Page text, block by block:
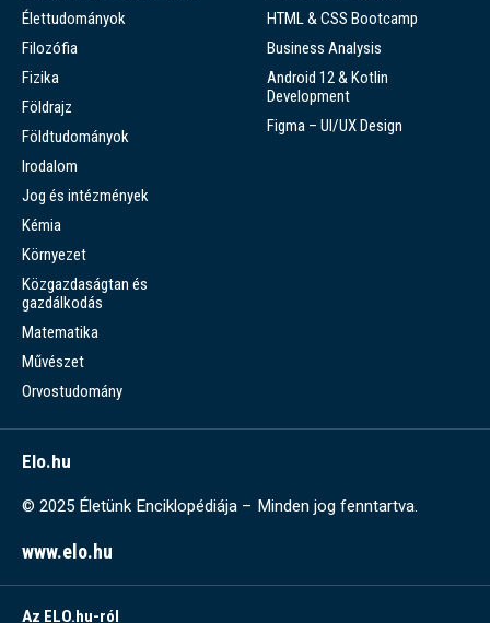
Élettudományok
Filozófia
Fizika
Földrajz
Földtudományok
Irodalom
Jog és intézmények
Kémia
Környezet
Közgazdaságtan és
gazdálkodás
Matematika
Művészet
Orvostudomány
HTML & CSS Bootcamp
Business Analysis
Android 12 & Kotlin
Development
Figma – UI/UX Design
Elo.hu
© 2025 Életünk Enciklopédiája – Minden jog fenntartva.
www.elo.hu
Az ELO.hu-ról